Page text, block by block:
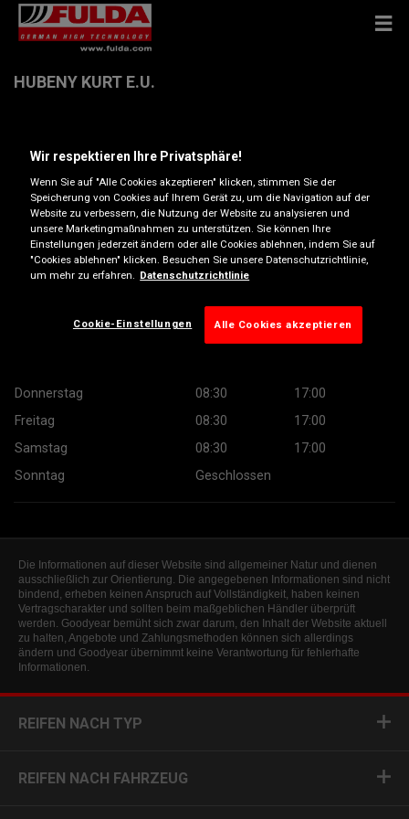
HUBENY KURT E.U.
Anfahrtsbeschreibung
Telefonnummer anzeigen
Öffnungszeiten
08:30
17:00
08:30
Donnerstag
08:30
17:00
Freitag
08:30
17:00
Samstag
08:30
17:00
Sonntag
Geschlossen
Die Informationen auf dieser Website sind allgemeiner Natur und dienen
ausschließlich zur Orientierung. Die angegebenen Informationen sind nicht
bindend, erheben keinen Anspruch auf Vollständigkeit, haben keinen
Vertragscharakter und sollten beim maßgeblichen Händler überprüft
werden. Goodyear bemüht sich zwar darum, den Inhalt der Website aktuell
zu halten, Angebote und Zahlungsmethoden können sich allerdings
ändern und Goodyear übernimmt keine Verantwortung für fehlerhafte
Informationen.
REIFEN NACH TYP
REIFEN NACH FAHRZEUG
Wir respektieren Ihre Privatsphäre!
Wenn Sie auf "Alle Cookies akzeptieren" klicken, stimmen Sie der
Speicherung von Cookies auf Ihrem Gerät zu, um die Navigation auf der
Website zu verbessern, die Nutzung der Website zu analysieren und
unsere Marketingmaßnahmen zu unterstützen. Sie können Ihre
Einstellungen jederzeit ändern oder alle Cookies ablehnen, indem Sie auf
"Cookies ablehnen" klicken. Besuchen Sie unsere Datenschutzrichtlinie,
um mehr zu erfahren. Datenschutzrichtlinie
Cookie-Einstellungen Alle Cookies akzeptieren